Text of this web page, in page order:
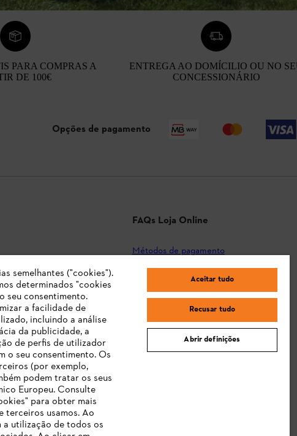
PARA COMPRAS A
DE 100€
ENTREGA AO DOMÍCILIO OU NO
CONCESSIONÁRIO
Opções de pagamento
FAQs Loja Online
Métodos de pagamento
Envio e entrega
Devolução
STIHL Orange Deals
semelhantes ("cookies").
determinados "cookies
seu consentimento.
a facilidade de
incluindo a análise
da publicidade, a
de perfis de utilizador
o seu consentimento. Os
(por exemplo,
podem tratar os seus
Europeu. Consulte
para obter mais
terceiros usamos. Ao
utilização de todos os
Aceitar tudo
Recusar tudo
Abrir definições